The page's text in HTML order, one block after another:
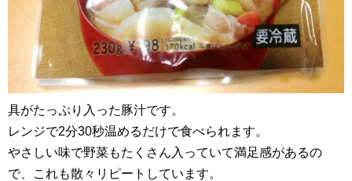
具がたっぷり入った豚汁です。
レンジで2分30秒温めるだけで食べられます。
やさしい味で野菜もたくさん入っていて満足感があるの
で、これも散々リピートしています。